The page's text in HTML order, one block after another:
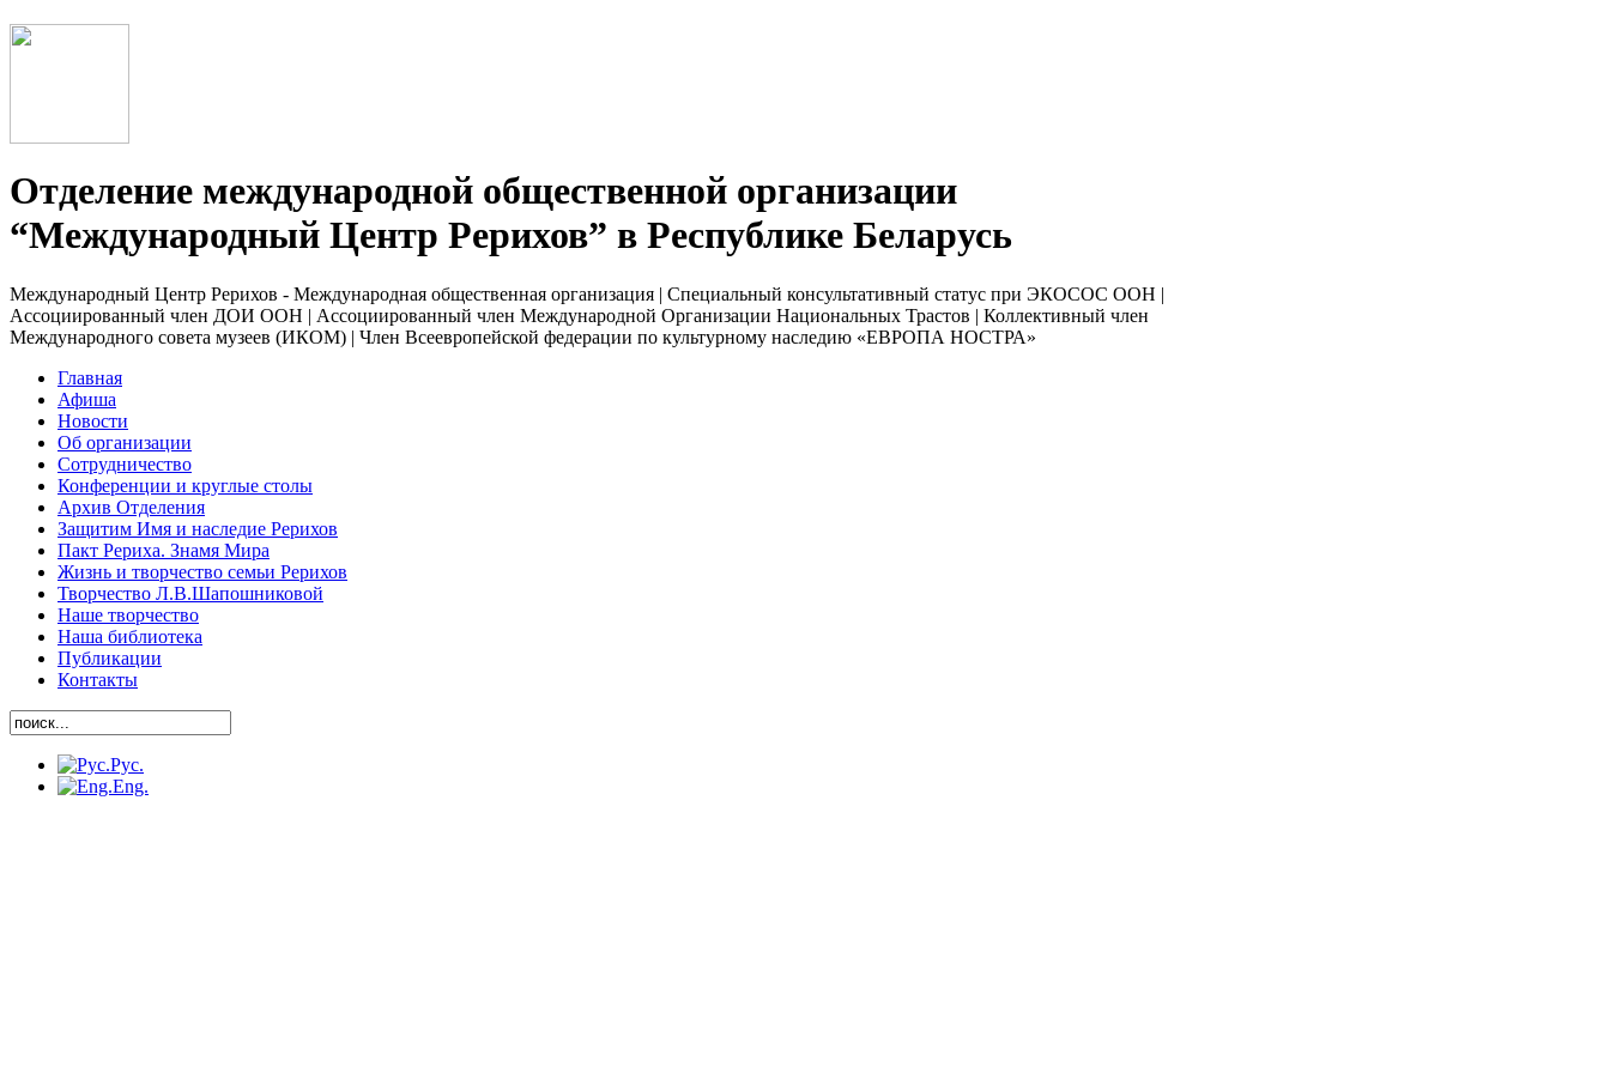
Отделение международной общественной организации
“Международный Центр Рерихов” в Республике Беларусь
Международный Центр Рерихов - Международная общественная организация | Специальный консультативный статус при ЭКОСОС ООН |
Ассоциированный член ДОИ ООН | Ассоциированный член Международной Организации Национальных Трастов | Коллективный член
Международного совета музеев (ИКОМ) | Член Всеевропейской федерации по культурному наследию «ЕВРОПА НОСТРА»
Главная
Афиша
Новости
Об организации
Сотрудничество
Конференции и круглые столы
Архив Отделения
Защитим Имя и наследие Рерихов
Пакт Рериха. Знамя Мира
Жизнь и творчество семьи Рерихов
Творчество Л.В.Шапошниковой
Наше творчество
Наша библиотека
Публикации
Контакты
Рус.
Eng.